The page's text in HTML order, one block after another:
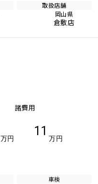
取扱店舗
岡山県
倉敷店
万円
諸費用
11
万円
車検